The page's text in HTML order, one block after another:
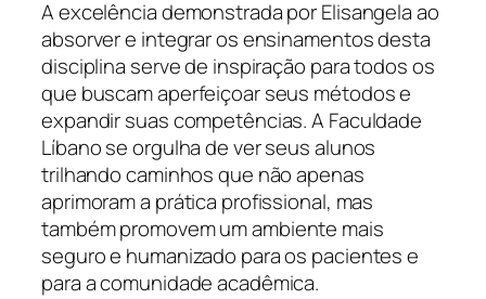
A excelência demonstrada por Elisangela ao
absorver e integrar os ensinamentos desta
disciplina serve de inspiração para todos os
que buscam aperfeiçoar seus métodos e
expandir suas competências. A Faculdade
Líbano se orgulha de ver seus alunos
trilhando caminhos que não apenas
aprimoram a prática profissional, mas
também promovem um ambiente mais
seguro e humanizado para os pacientes e
para a comunidade acadêmica.